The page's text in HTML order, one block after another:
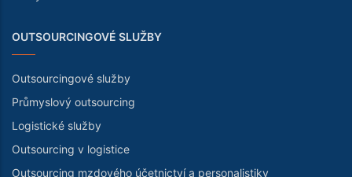
OUTSOURCINGOVÉ SLUŽBY
Outsourcingové služby
Průmyslový outsourcing
Logistické služby
Outsourcing v logistice
Outsourcing mzdového účetnictví a personalistiky